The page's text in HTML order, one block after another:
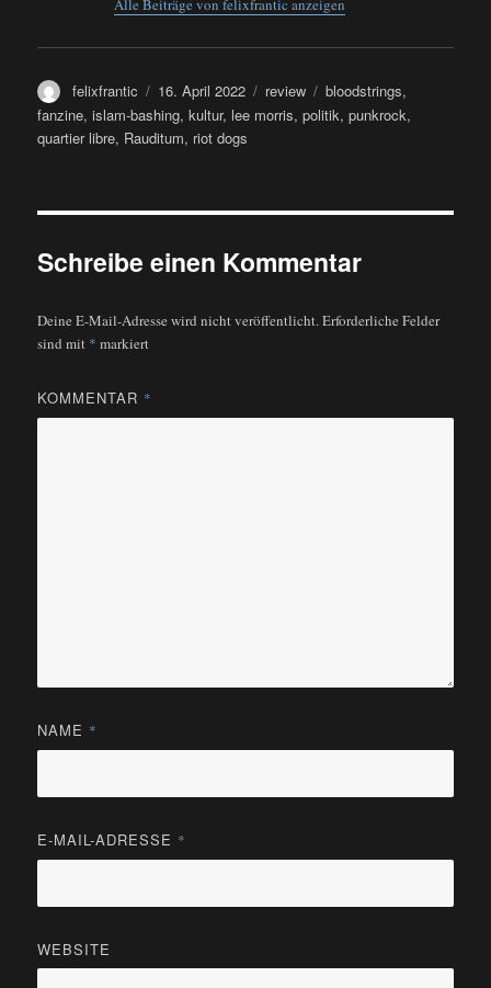
Alle Beiträge von felixfrantic anzeigen
Autor
felixfrantic
Veröffentlicht
am
16. April 2022 Kategorien
review Schlagwörter
bloodstrings,
fanzine,islam-bashing,kultur, lee morris,politik,punkrock,
quartier libre, Rauditum, riot dogs
Schreibe einen Kommentar
Deine E-Mail-Adresse wird nicht veröffentlicht.Erforderliche Felder
sind mit * markiert
KOMMENTAR *
NAME *
E-MAIL-ADRESSE *
WEBSITE